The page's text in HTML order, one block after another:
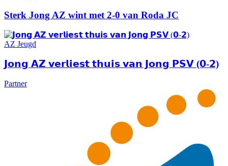
Sterk Jong AZ wint met 2-0 van Roda JC
AZ Jeugd
𝗝𝗼𝗻𝗴 𝗔𝗭 𝘃𝗲𝗿𝗹𝗶𝗲𝘀𝘁 𝘁𝗵𝘂𝗶𝘀 𝘃𝗮𝗻 𝗝𝗼𝗻𝗴 𝗣𝗦𝗩 (𝟬-𝟮)
Partner